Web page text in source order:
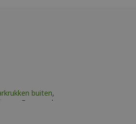
buiten,
Een van de